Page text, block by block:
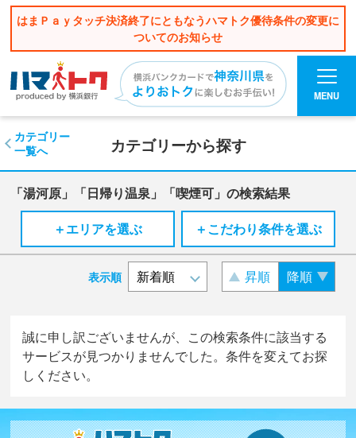
はまＰａｙタッチ決済終了にともなうハマトク優待条件の変更に
ついてのお知らせ
MENU
カテゴリーから探す
カテゴリー
一覧へ
「湯河原」「日帰り温泉」「喫煙可」の検索結果
＋エリアを選ぶ
＋こだわり条件を選ぶ
表示順 昇順 降順
誠に申し訳ございませんが、この検索条件に該当する
サービスが見つかりませんでした。条件を変えてお探
しください。